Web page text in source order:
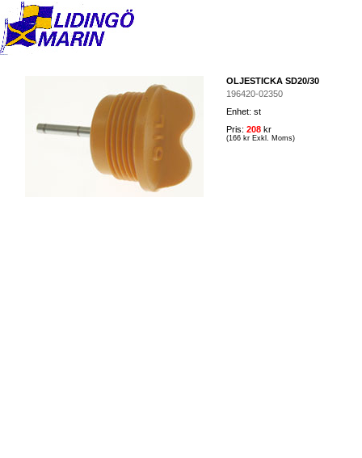
OLJESTICKA SD20/30
196420-02350
Enhet: st
Pris: 208 kr
(166 kr Exkl. Moms)